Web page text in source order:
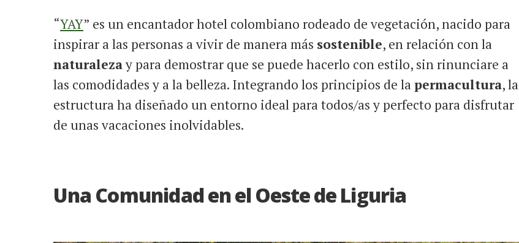
“YAY” es un encantador hotel colombiano rodeado de vegetación, nacido para
inspirar a las personas a vivir de manera más sostenible, en relación con la
naturalezay para demostrar que se puede hacerlo con estilo, sin rinunciare a
las comodidades y a la belleza. Integrando los principios de lapermacultura, la
estructura ha diseñado un entorno ideal para todos/as y perfecto para disfrutar
de unas vacaciones inolvidables.
Una Comunidad en el Oeste de Liguria